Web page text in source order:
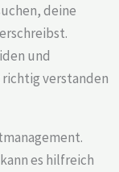
deine
und
verstanden
es hilfreich